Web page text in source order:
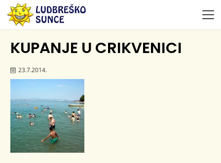
KUPANJE U CRIKVENICI
23.7.2014.